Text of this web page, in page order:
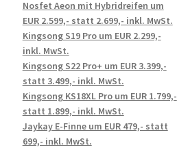
Nosfet Aeon mit Hybridreifen um
EUR 2.599,- statt 2.699,- inkl. MwSt.
Kingsong S19 Pro um EUR 2.299,-
inkl. MwSt.
Kingsong S22 Pro+ um EUR 3.399,-
statt 3.499,- inkl. MwSt.
Kingsong KS18XL Pro um EUR 1.799,-
statt 1.899,- inkl. MwSt.
Jaykay E-Finne um EUR 479,- statt
699,- inkl. MwSt.